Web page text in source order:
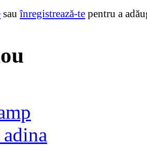
sauînregistrează-te pentru a
adina